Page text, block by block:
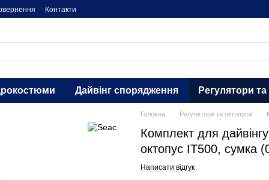
Контакти
Дайвінг спорядження Регулятори
Головна Регулятори та октопуси
Комплект для
октопус IT500, сумка
Написати відгук